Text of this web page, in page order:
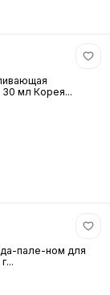
30 мл Корея...
пале-ном для